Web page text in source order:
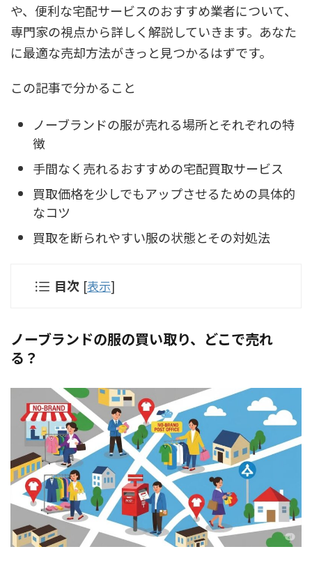
や、便利な宅配サービスのおすすめ業者について、
専門家の視点から詳しく解説していきます。あなた
に最適な売却方法がきっと見つかるはずです。
この記事で分かること
ノーブランドの服が売れる場所とそれぞれの特
徴
手間なく売れるおすすめの宅配買取サービス
買取価格を少しでもアップさせるための具体的
なコツ
買取を断られやすい服の状態とその対処法
目次 [表示]
ノーブランドの服の買い取り、どこで売れ
る？